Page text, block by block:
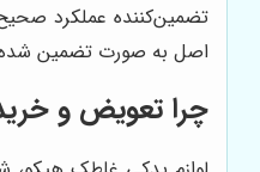
تضمین‌کننده عملکرد
اصل به صورت تضمین شده
چرا تعویض و